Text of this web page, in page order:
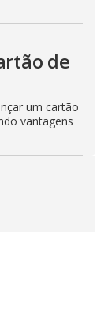
de
um cartão
vantagens